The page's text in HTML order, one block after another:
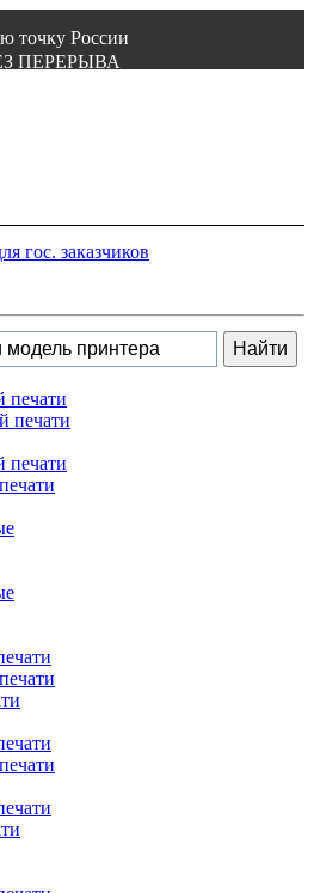
точку России
ПЕРЕРЫВА
гос. заказчиков
печати
печати
печати